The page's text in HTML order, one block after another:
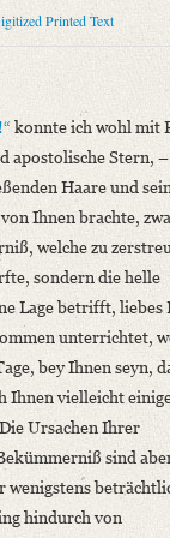
- Staats- und
Wilhelm Schlegel.
konnte ich wohl
Printed Text
konnte ich wohl mit
apostolische Stern,
Haare und
Ihnen brachte,
welche zu
sondern die helle
Lage betrifft, liebes
unterrichtet,
bey Ihnen seyn,
Ihnen vielleicht
Ursachen Ihrer
sind
wenigstens
hindurch von